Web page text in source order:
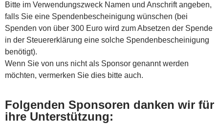
Bitte im Verwendungszweck Namen und Anschrift angeben,
falls Sie eine Spendenbescheinigung wünschen (bei
Spenden von über 300 Euro wird zum Absetzen der Spende
in der Steuererklärung eine solche Spendenbescheinigung
benötigt).
Wenn Sie von uns nicht als Sponsor genannt werden
möchten, vermerken Sie dies bitte auch.
Folgenden Sponsoren danken wir für
ihre Unterstützung: